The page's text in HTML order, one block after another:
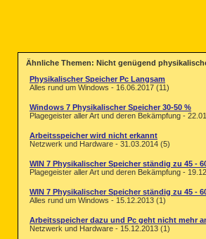
Ähnliche Themen: Nicht genügend
Physikalischer Speicher Pc Langsam
Alles rund um Windows - 16.06.2017 (11)
Windows 7 Physikalischer Speicher 30-50 %
Plagegeister aller Art und deren Bekämpfung -
Arbeitsspeicher wird nicht erkannt
Netzwerk und Hardware - 31.03.2014 (5)
WIN 7 Physikalischer Speicher ständig zu 45 -
Plagegeister aller Art und deren Bekämpfung -
WIN 7 Physikalischer Speicher ständig zu 45 -
Alles rund um Windows - 15.12.2013 (1)
Arbeitsspeicher dazu und Pc geht nicht mehr
Netzwerk und Hardware - 15.12.2013 (1)